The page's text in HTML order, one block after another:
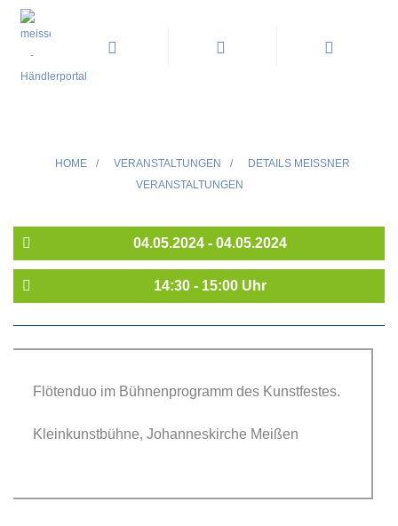
Musikalische Umrahmung -
HOME / VERANSTALTUNGEN /
DETAILS MEISSNER V
ERANSTALTUNGEN
04.05.2024 - 04.05.2024
14:30 - 15:00 Uhr
Flötenduo im Bühnenprogramm des Kunstfestes.
Kleinkunstbühne, Johanneskirche Meißen